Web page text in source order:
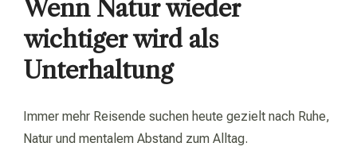
Wenn Natur wieder
wichtiger wird als
Unterhaltung
Immer mehr Reisende suchen heute gezielt nach Ruhe,
Natur und mentalem Abstand zum Alltag.